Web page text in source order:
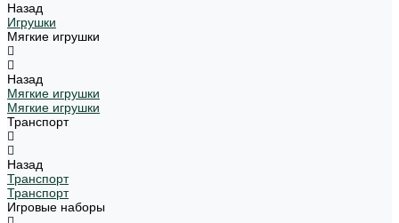
Назад
Игрушки
Мягкие игрушки
Назад
Мягкие игрушки
Мягкие игрушки
Транспорт
Назад
Транспорт
Транспорт
Игровые наборы